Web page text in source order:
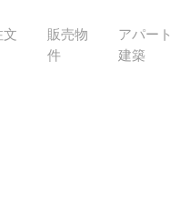
販売物
件
アパート
建築